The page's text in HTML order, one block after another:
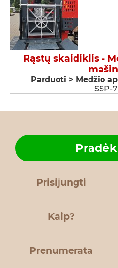
Rąstų skaidiklis -
Parduoti > Medžio
SSP-
Prisijungti
Kaip?
Prenumerata